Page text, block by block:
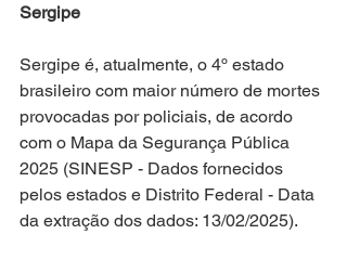
Sergipe
Sergipe é, atualmente, o 4º estado
brasileiro com maior número de mortes
provocadas por policiais, de acordo
com o Mapa da Segurança Pública
2025 (SINESP - Dados fornecidos
pelos estados e Distrito Federal - Data
da extração dos dados: 13/02/2025).